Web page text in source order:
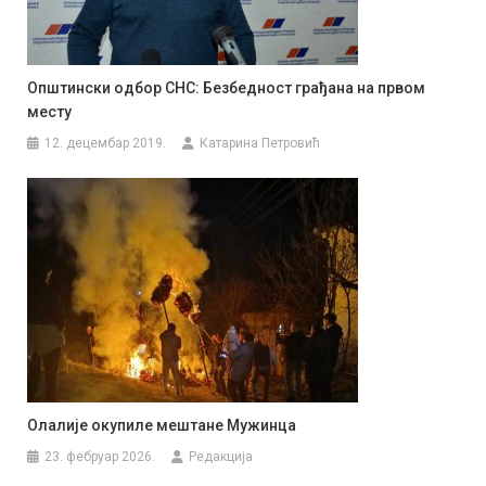
Општински одбор СНС: Безбедност грађана на првом
месту
12. децембар 2019. Катарина Петровић
Олалије окупиле мештане Мужинца
23. фебруар 2026. Редакција